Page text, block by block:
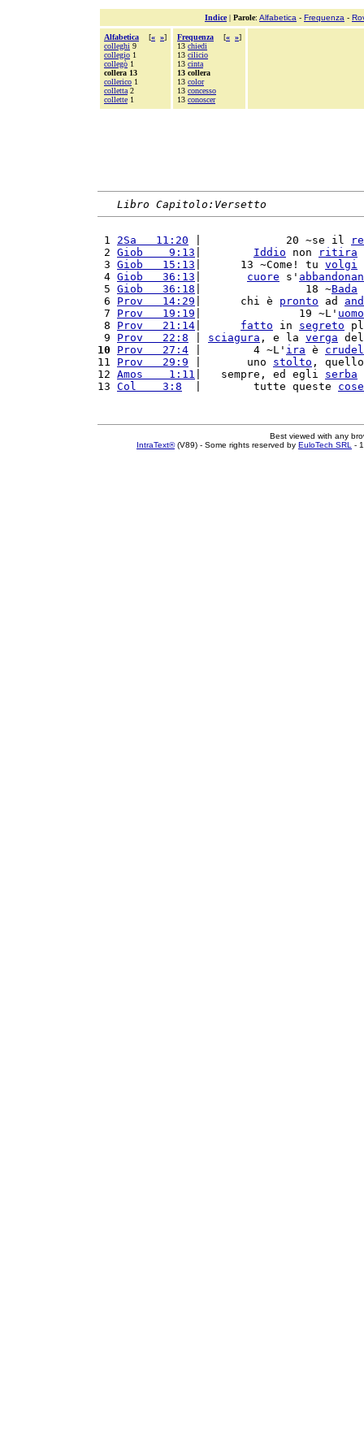
Indice| Parole: Alfabetica - Frequenza -
Alfabetica [« »]
colleghi 9
collegio 1
collegò 1
collera 13
collerico 1
colletta 2
collette 1
Frequenza [« »]
13 chiedi
13 cilicio
13 cinta
13 collera
13 color
13 concesso
13 conoscer
Libro Capitolo:Versetto
1 2Sa   11:20 |             20 ~se il
re
2 Giob    9:13 Iddio non ritira
3 Giob   15:13 |      13 ~Come! tu volgi
4 Giob   36:13 cuore s'
5 Giob   36:18 |                18 ~Bada
6 Prov   14:29 |      chi è pronto ad
7 Prov   19:19 |               19 ~L' uomo
8 Prov   21:14 fatto in segreto
9 Prov   22:8 sciagura , e la verga
10
Prov   27:4 |        4 ~L' ira è
11 Prov   29:9 |       uno stolto ,
12 Amos    1:11 |   sempre, ed egli serba
13 Col    3:8
  |        tutte queste
cose
Best viewed with any
IntraText®(V89) - Some rights reserved by EuloTech SRL -